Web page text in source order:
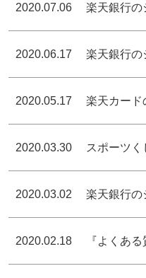
2020.07.06 楽天銀行の
2020.06.17 楽天銀行の
2020.05.17 楽天カード
2020.03.30 スポーツ
2020.03.02 楽天銀行の
2020.02.18 『よくあ